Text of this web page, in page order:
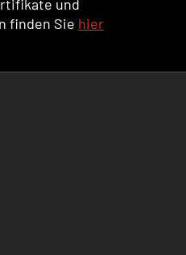
und
finden Sie hier